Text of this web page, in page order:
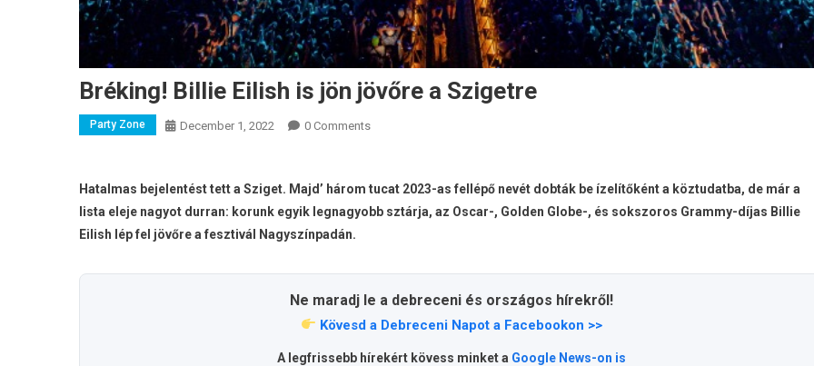
Bréking! Billie Eilish is jön jövőre a Szigetre
Party Zone December 1, 2022 0 Comments
Hatalmas bejelentést tett a Sziget. Majd’ három tucat 2023-as fellépő nevét dobták be ízelítőként a köztudatba, de már a
lista eleje nagyot durran: korunk egyik legnagyobb sztárja, az Oscar-, Golden Globe-, és sokszoros Grammy-díjas Billie
Eilish lép fel jövőre a fesztivál Nagyszínpadán.
Ne maradj le a debreceni és országos hírekről!
Kövesd a Debreceni Napot a Facebookon >>
A legfrissebb hírekért kövess minket a Google News-on is